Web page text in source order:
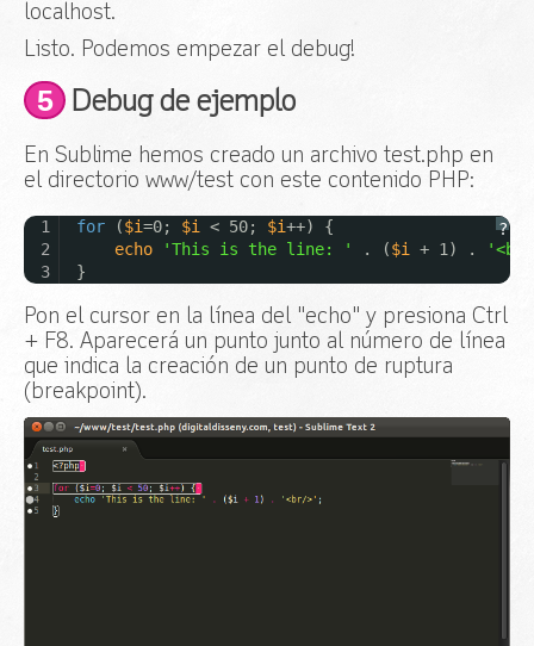
localhost.
Listo. Podemos empezar el debug!
5 Debug de ejemplo
En Sublime hemos creado un archivo test.php en
el directorio www/test con este contenido PHP:
?
1
2
3
for ($i=0; $i < 50; $i++) {
echo
'This is the line: ' . ($i + 1) .
}
Pon el cursor en la línea del "echo" y presiona Ctrl
+ F8. Aparecerá un punto junto al número de línea
que indica la creación de un punto de ruptura
(breakpoint).